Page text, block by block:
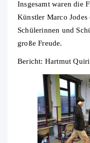
Insgesamt waren die
Künstler Marco
Schülerinnen und
große Freude.
Bericht: Hartmut